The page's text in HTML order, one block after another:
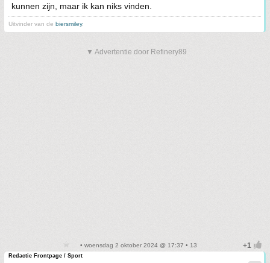
kunnen zijn, maar ik kan niks vinden.
Uitvinder van de biersmiley.
▼ Advertentie door Refinery89
• woensdag 2 oktober 2024 @ 17:37 • 13
Redactie Frontpage / Sport